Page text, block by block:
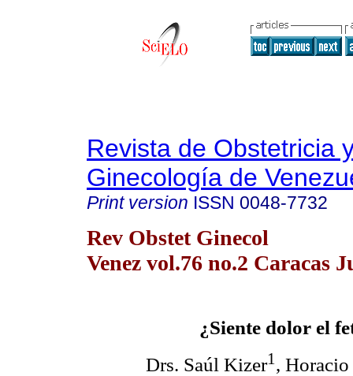
Revista de Obstetricia
Ginecología de
Print version ISSN 0048-7732
Rev Obstet Ginecol
Venez vol.76 no.2 Caracas
¿Siente dolor el
Drs. Saúl Kizer1 , Horacio